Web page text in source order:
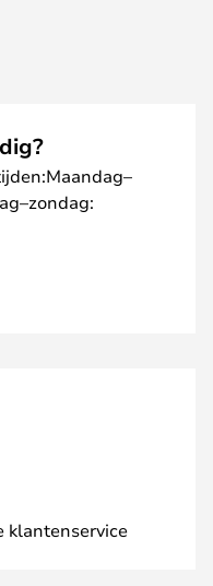
klantenservice